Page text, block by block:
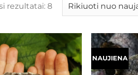
rezultatai: 8Rūšiuojama
pagal
Mėgstamiausias NAUJIENA